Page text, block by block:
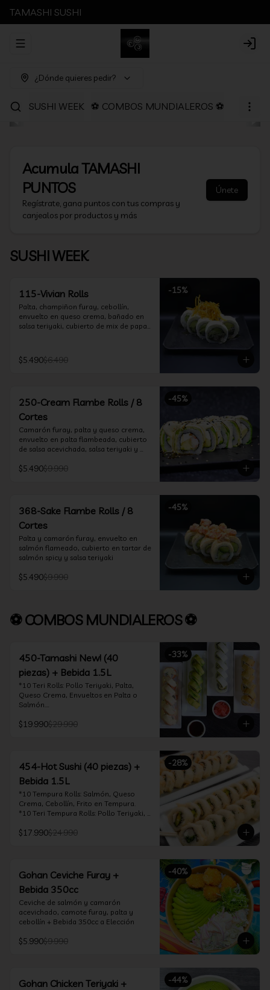
TAMASHI SUSHI
Abrir menu de navegación Login
¿Dónde quieres pedir?
SUSHI WEEK ⚽ COMBOS MUNDIALEROS ⚽
AcumulaTAMASHI
PUNTOS
Regístrate, gana puntos con tus compras y
canjealos por productos y más
Únete
SUSHI WEEK
-15%
115-Vivian Rolls
Palta, champiñon furay, cebollín,
envuelto en queso crema, bañado en
salsa teriyaki, cubierto de mix de papas
$5.490$6.490
-45%
250-Cream Flambe Rolls / 8
Cortes
Camarón furay, palta y queso crema,
envuelto en palta flambeada, cubierto
de salsa acevichada, salsa teriyaki y
$5.490$9.990
-45%
368-Sake Flambe Rolls / 8
Cortes
Palta y camarón furay, envuelto en
salmón flameado, cubierto en tartar de
salmón spicy y salsa teriyaki
$5.490$9.990
⚽ COMBOS MUNDIALEROS ⚽
-33%
450-Tamashi New! (40
piezas) + Bebida 1.5L
*10 Teri Rolls: Pollo Teriyaki, Palta,
Queso Crema, Envueltos en Palta o
Salmón.
Palta, Cebollín, Envuelto en Queso
salmón y bañado en salsa acevichada
*10 Tempura Rolls: Salmón, Queso
Crema, Cebollín, Frito en Tempura.
*Incluye 2 palitos, 2 soya 30ml, 1 salsa
teriyaki 30ml
$19.990$29.990
-28%
454-Hot Sushi (40 piezas) +
Bebida 1.5L
*10 Tempura Rolls: Salmón, Queso
Crema, Cebollín, Frito en Tempura.
*10 Teri Tempura Rolls: Pollo Teriyaki,
Tempura
Queso Crema y Cebollín, frito en
tempura
*Incluye 2 palitos, 2 soya 30ml, 1 salsa
teriyaki 30ml
$17.990$24.990
-40%
Gohan Ceviche Furay +
Bebida 350cc
Ceviche de salmón y camarón
acevichado, camote furay, palta y
cebollín + Bebida 350cc a Elección
$5.990$9.990
-44%
Gohan Chicken Teriyaki +